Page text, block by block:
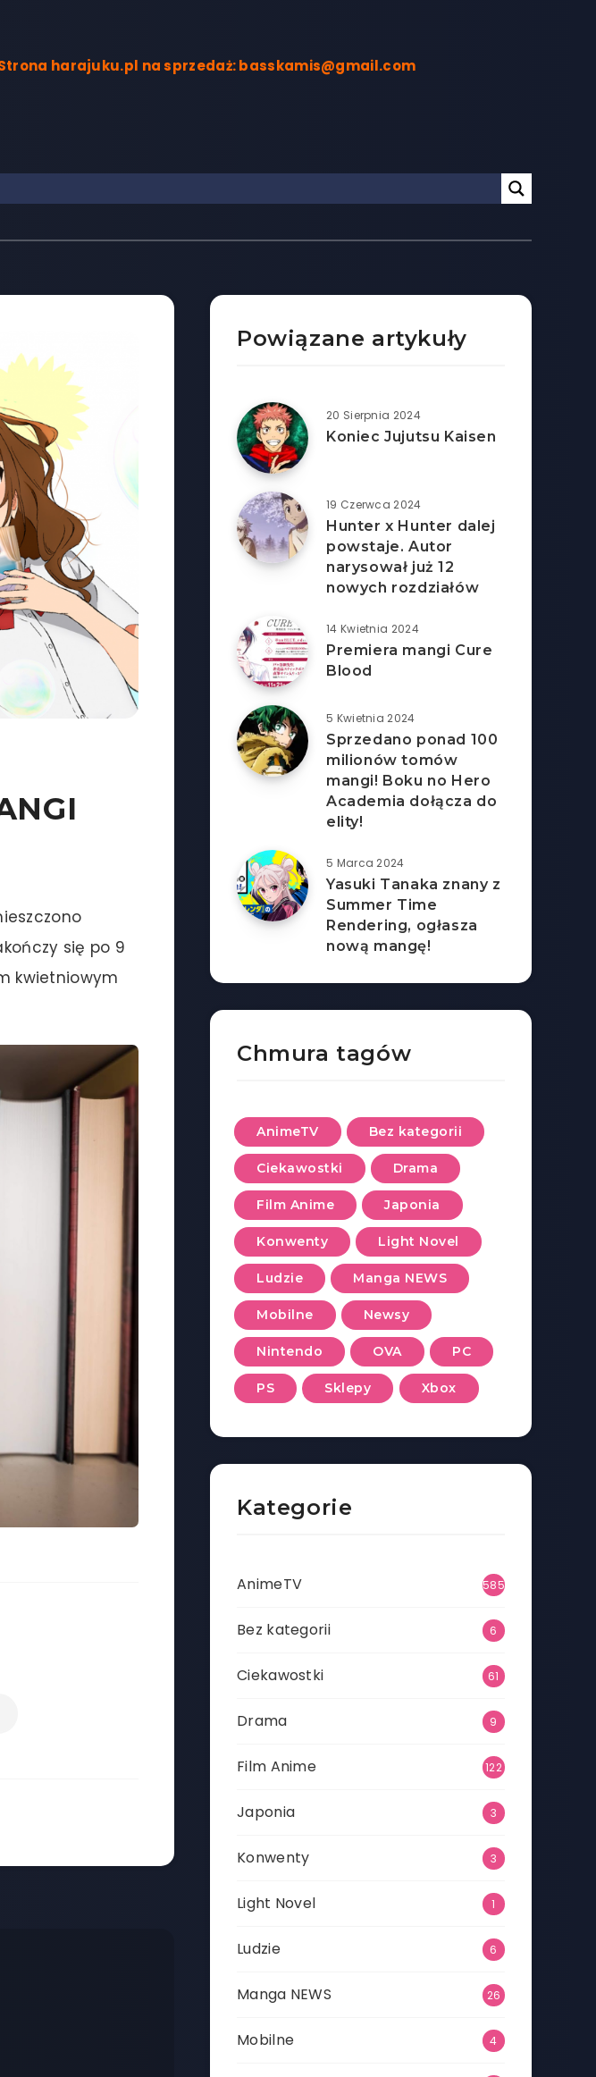
harajuku.pl na sprzedaż: basskamis@gmail.com
się po 9
kwietniowym
Powiązane artykuły
20 Sierpnia 2024
Koniec Jujutsu Kaisen
19 Czerwca 2024
Hunter x Hunter dalej
powstaje. Autor
narysował już 12
nowych rozdziałów
14 Kwietnia 2024
Premiera mangi Cure
Blood
5 Kwietnia 2024
Sprzedano ponad 100
milionów tomów
mangi! Boku no Hero
Academia dołącza do
elity!
5 Marca 2024
Yasuki Tanaka znany z
Summer Time
Rendering, ogłasza
nową mangę!
Chmura tagów
AnimeTV Bez kategorii
Ciekawostki Drama
Film Anime Japonia
Konwenty Light Novel
Ludzie Manga NEWS
Mobilne Newsy
Nintendo OVA PC
PS Sklepy Xbox
Kategorie
AnimeTV 585
Bez kategorii 6
Ciekawostki 61
Drama 9
Film Anime 122
Japonia 3
Konwenty 3
Light Novel 1
Ludzie 6
Manga NEWS 26
Mobilne 4